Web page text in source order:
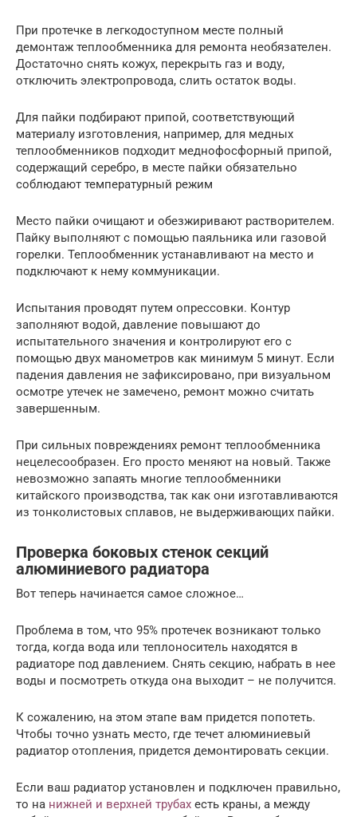
При протечке в легкодоступном месте полный
демонтаж теплообменника для ремонта необязателен.
Достаточно снять кожух, перекрыть газ и воду,
отключить электропровода, слить остаток воды.
Для пайки подбирают припой, соответствующий
материалу изготовления, например, для медных
теплообменников подходит меднофосфорный припой,
содержащий серебро, в месте пайки обязательно
соблюдают температурный режим
Место пайки очищают и обезжиривают растворителем.
Пайку выполняют с помощью паяльника или газовой
горелки. Теплообменник устанавливают на место и
подключают к нему коммуникации.
Испытания проводят путем опрессовки. Контур
заполняют водой, давление повышают до
испытательного значения и контролируют его с
помощью двух манометров как минимум 5 минут. Если
падения давления не зафиксировано, при визуальном
осмотре утечек не замечено, ремонт можно считать
завершенным.
При сильных повреждениях ремонт теплообменника
нецелесообразен. Его просто меняют на новый. Также
невозможно запаять многие теплообменники
китайского производства, так как они изготавливаются
из тонколистовых сплавов, не выдерживающих пайки.
Проверка боковых стенок секций
алюминиевого радиатора
Вот теперь начинается самое сложное…
Проблема в том, что 95% протечек возникают только
тогда, когда вода или теплоноситель находятся в
радиаторе под давлением. Снять секцию, набрать в нее
воды и посмотреть откуда она выходит – не получится.
К сожалению, на этом этапе вам придется попотеть.
Чтобы точно узнать место, где течет алюминиевый
радиатор отопления, придется демонтировать секции.
Если ваш радиатор установлен и подключен правильно,
то на нижней и верхней трубах есть краны, а между